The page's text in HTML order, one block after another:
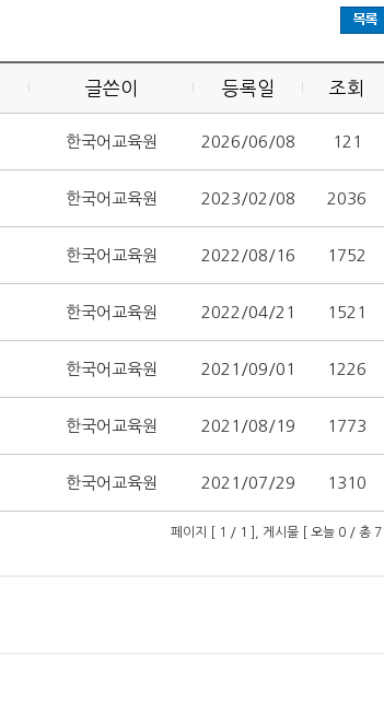
글쓴이 등록일 조회
한국어교육원 2026/06/08 121
한국어교육원 2023/02/08 2036
한국어교육원 2022/08/16 1752
한국어교육원 2022/04/21 1521
한국어교육원 2021/09/01 1226
한국어교육원 2021/08/19 1773
한국어교육원 2021/07/29 1310
페이지 [ 1 / 1 ], 게시물 [ 오늘 0 / 총 7 ]